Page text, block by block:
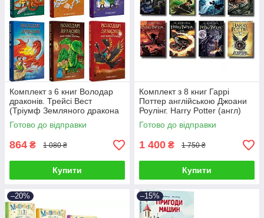
Комплект з 6 книг Володар
драконів. Трейсі Вест
(Тріумф Земляного дракона
+ Порятунок Сонячної
дракониці ін)
Готово до відправки
864 ₴ 1 080 ₴
Купити
Комплект з 8 книг Гаррі
Поттер англійською Джоани
Роулінг. Harry Potter (англ)
Готово до відправки
1 400 ₴ 1 750 ₴
Купити
–20% –15%